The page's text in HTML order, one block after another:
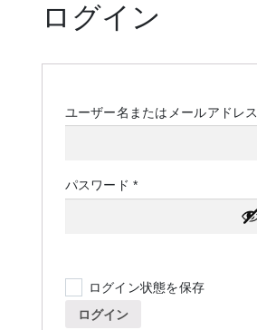
ログイン
ユーザー名またはメールアドレス
パスワード*必
須
ログイン状態を保存
ログイン